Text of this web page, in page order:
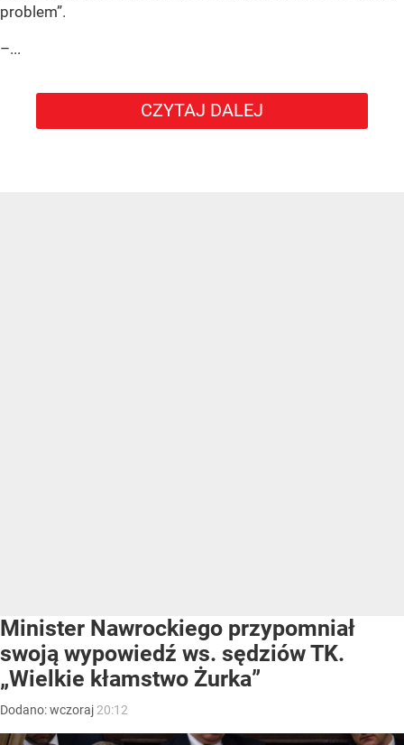
problem”.
–...
CZYTAJ DALEJ
Minister Nawrockiego przypomniał
swoją wypowiedź ws. sędziów TK.
„Wielkie kłamstwo Żurka”
Dodano:wczoraj 20:12